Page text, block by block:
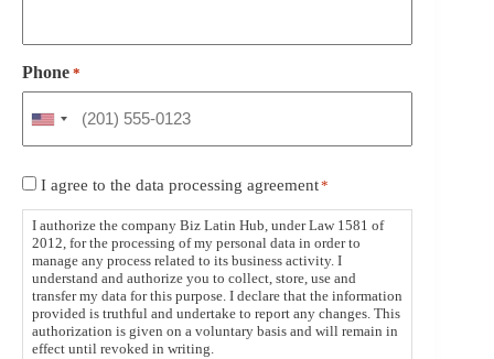
Phone *
Consent
I agree to the data processing agreement*
I authorize the company Biz Latin Hub, under Law 1581 of
2012, for the processing of my personal data in order to
manage any process related to its business activity. I
understand and authorize you to collect, store, use and
transfer my data for this purpose. I declare that the information
provided is truthful and undertake to report any changes. This
authorization is given on a voluntary basis and will remain in
effect until revoked in writing.